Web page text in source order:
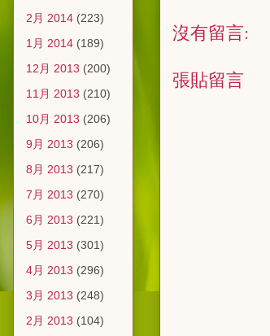
沒有留言:
張貼留言
2月 2014 (223)
1月 2014 (189)
12月 2013 (200)
11月 2013 (210)
10月 2013 (206)
9月 2013 (206)
8月 2013 (217)
7月 2013 (270)
6月 2013 (221)
5月 2013 (301)
4月 2013 (296)
3月 2013 (248)
2月 2013 (104)